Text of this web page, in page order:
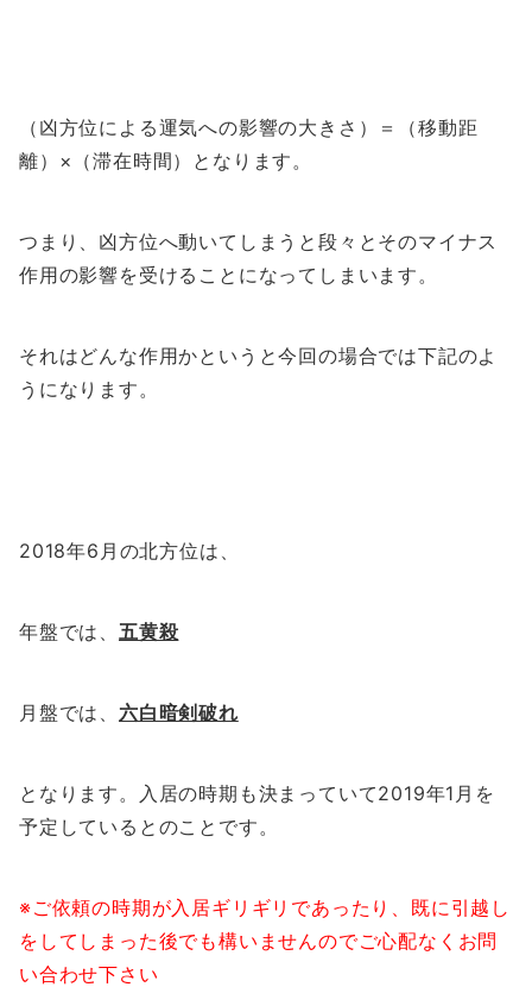
（凶方位による運気への影響の大きさ）＝（移動距
離）×（滞在時間）となります。
つまり、凶方位へ動いてしまうと段々とそのマイナス
作用の影響を受けることになってしまいます。
それはどんな作用かというと今回の場合では下記のよ
うになります。
2018年6月の北方位は、
年盤では、 五黄殺
月盤では、 六白暗剣破れ
となります。入居の時期も決まっていて2019年1月を
予定しているとのことです。
※ご依頼の時期が入居ギリギリであったり、既に引越し
をしてしまった後でも構いませんのでご心配なくお問
い合わせ下さい